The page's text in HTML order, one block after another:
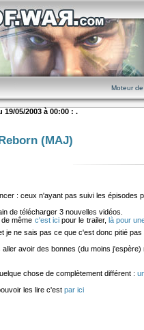
Moteur
19/05/2003 à 00:00 : .
(MAJ)
: ceux n'ayant pas suivi les
de télécharger 3 nouvelles vidéos.
même c'est icipour le trailer, là pour
je ne sais pas ce que c'est donc pitié
aller avoir des bonnes (du moins j'espère)
chose de complètement différent :
les lire c'est par ici